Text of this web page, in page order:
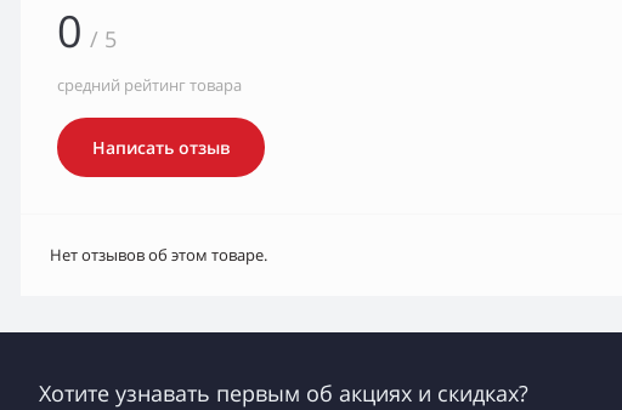
0 / 5
средний рейтинг товара
Написать отзыв
Нет отзывов об этом товаре.
Хотите узнавать первым об акциях и скидках?